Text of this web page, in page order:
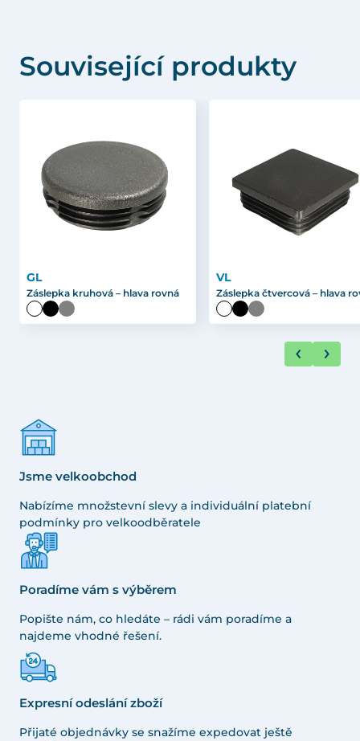
Související produkty
GL
Záslepka kruhová – hlava rovná
VL
Záslepka čtvercová – hlava
Jsme velkoobchod
Nabízíme množstevní slevy a individuální platební
podmínky pro velkoodběratele
Poradíme vám s výběrem
Popište nám, co hledáte – rádi vám poradíme a
najdeme vhodné řešení.
Expresní odeslání zboží
Přijaté objednávky se snažíme expedovat ještě